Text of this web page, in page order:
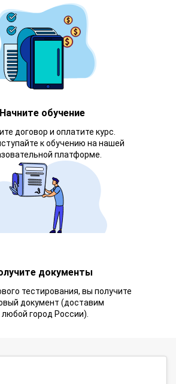
Начните обучение
договор и оплатите курс.
к обучению на нашей
платформе.
документы
тестирования, вы получите
документ (доставим
любой город России).